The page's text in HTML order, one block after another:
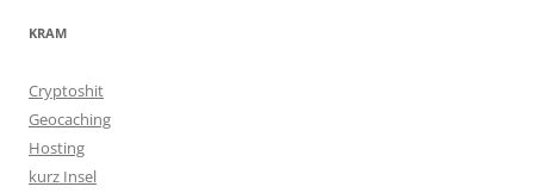
KRAM
Cryptoshit
Geocaching
Hosting
kurz Insel